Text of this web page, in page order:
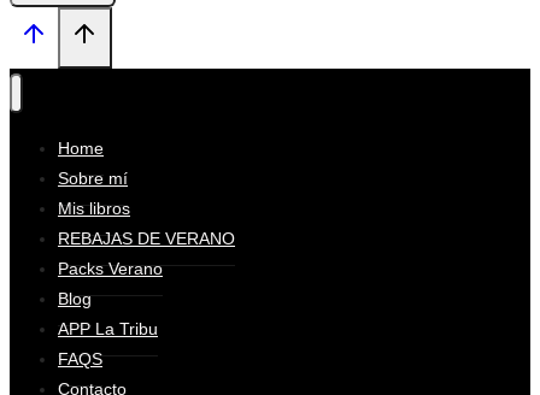
Home
Sobre mí
Mis libros
REBAJAS DE VERANO
Packs Verano
Blog
APP La Tribu
FAQS
Contacto